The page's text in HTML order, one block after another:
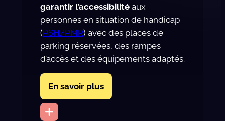
garantir l’accessibilitéaux
personnes en situation de handicap
(PSH/PMR) avec des places de
parking réservées, des rampes
d’accès et des équipements adaptés.
En savoir plus